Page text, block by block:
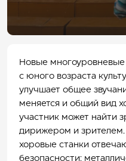
Вертолетные экскурсии
Полеты на парапланах
Главные события
Расписание событий
Центр летних активностей
Байк-парк
Вейк-парк
Туры на
Летняя спортивная школа
ПРОГУЛОЧНЫЕ БИЛЕТЫ
КАНАТНЫЕ ДОРОГИ
О парке
Родельбан
Тюбинг
Расписание приключений
ДЕТЯМ
Детский досуговый центр
Парк приключений
Спецпредложения
Термальный комплекс
СПА-процедуры
Баня «Вода»
Баня «Лесная»
РЕСТОРАНЫ И БАРЫ
Ресторан «Панорама 1020»
Ресторан «Чилим»
Ресторан «Манжара»
ДЛЯ БИЗНЕСА
Мероприятия на берегу
Сотрудничество
УСЛУГИ И СЕРВИС
Трансфер
Сервис аренды
КУРОРТ
О курорте
КОНТАКТЫ
Новые многоуровневые
с юного возраста
улучшает общее
меняется и общий вид
участник может найти
дирижером и
хоровые станки
безопасности: